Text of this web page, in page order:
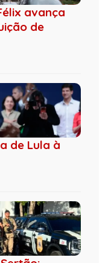
avança
de
de Lula à